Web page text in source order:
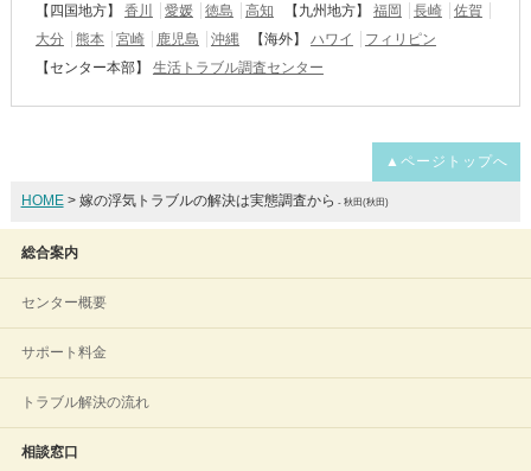
【四国地方】
香川 愛媛 徳島 高知 【九州地方】 福岡 長崎
佐賀
大分
熊本 宮崎 鹿児島 沖縄 【海外】 ハワイ
フィリピン
【センター本部】
生活トラブル調査センター
▲ページトップへ
HOME> 嫁の浮気トラブルの解決は実態調査から - 秋田(秋田)
総合案内
センター概要
サポート料金
トラブル解決の流れ
相談窓口